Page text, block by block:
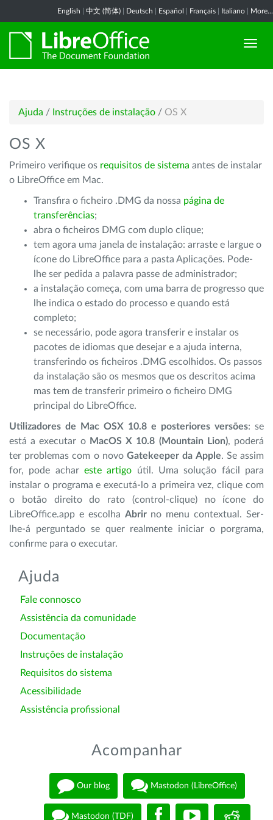
English 中文 (简体) Deutsch Español Français Italiano More...
Ajuda / Instruções de instalação / OS X
OS X
Primeiro verifique os requisitos de sistema antes de instalar
o LibreOffice em Mac.
Transfira o ficheiro .DMG da nossa página de
transferências;
abra o ficheiros DMG com duplo clique;
tem agora uma janela de instalação: arraste e largue o
ícone do LibreOffice para a pasta Aplicações. Pode-
lhe ser pedida a palavra passe de administrador;
a instalação começa, com uma barra de progresso que
lhe indica o estado do processo e quando está
completo;
se necessário, pode agora transferir e instalar os
pacotes de idiomas que desejar e a ajuda interna,
transferindo os ficheiros .DMG escolhidos. Os passos
da instalação são os mesmos que os descritos acima
mas tem de transferir primeiro o ficheiro DMG
principal do LibreOffice.
Utilizadores de Mac OSX 10.8 e posteriores versões: se
está a executar o MacOS X 10.8 (Mountain Lion), poderá
ter problemas com o novoGatekeeper da Apple. Se assim
for, pode achar este artigo útil. Uma solução fácil para
instalar o programa e executá-lo a primeira vez, clique com
o botão direito do rato (control-clique) no ícone do
LibreOffice.app e escolha Abrirno menu contextual. Ser-
lhe-á perguntado se quer realmente iniciar o porgrama,
confirme para o executar.
Ajuda
Fale connosco
Assistência da comunidade
Documentação
Instruções de instalação
Requisitos do sistema
Acessibilidade
Assistência profissional
Acompanhar
Our blog Mastodon (LibreOffice)
Mastodon (TDF)